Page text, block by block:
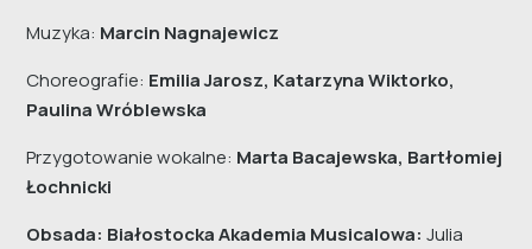
Muzyka: Marcin Nagnajewicz
Choreografie: Emilia Jarosz, Katarzyna Wiktorko,
Paulina Wróblewska
Przygotowanie wokalne: Marta Bacajewska, Bartłomiej
Łochnicki
Obsada: Białostocka Akademia Musicalowa:Julia